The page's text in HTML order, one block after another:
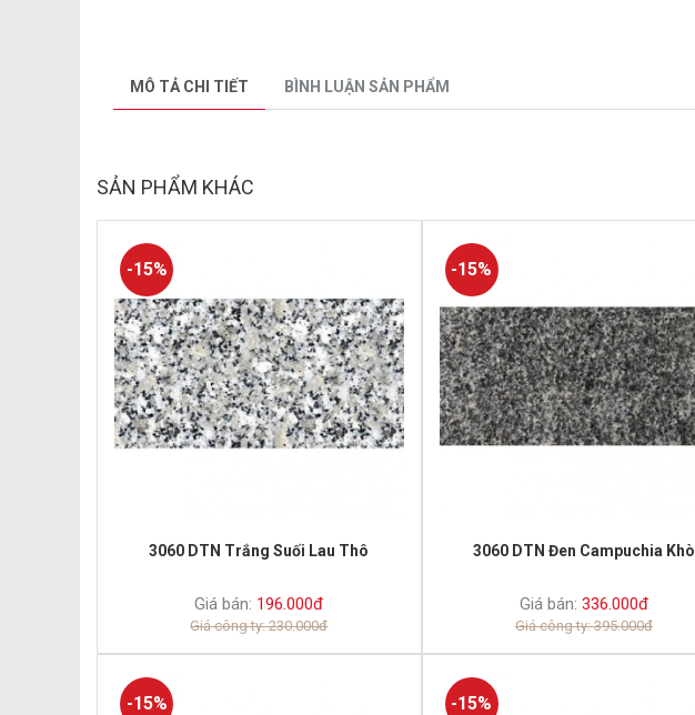
MÔ TẢ CHI TIẾT BÌNH LUẬN SẢN PHẨM
SẢN PHẨM KHÁC
-15%
3060 DTN Trắng Suối Lau Thô
Giá bán: 196.000đ
Giá công ty: 230.000đ
-15%
3060 DTN Đen Campuchia Khò
Giá bán: 336.000đ
Giá công ty: 395.000đ
-15% -15%